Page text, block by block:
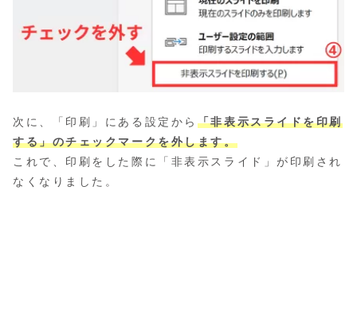
次に、「印刷」にある設定から 「非表示スライドを印刷
する」のチェックマークを外します。
これで、印刷をした際に「非表示スライド」が印刷され
なくなりました。